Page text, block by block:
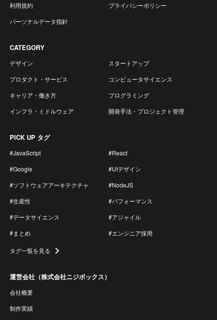
利用規約
プライバシーポリシー
パーソナルデータ指針
CATEGORY
デザイン
スタートアップ
プロダクト・サービス
コンピュータサイエンス
キャリア・働き方
プログラミング
インフラ・ミドルウェア
開発手法・プロジェクト管理
PICK UP タグ
#JavaScript
#React
#Google
#UIデザイン
#ソフトウェアアーキテクチャ
#NodeJS
#生産性
#パフォーマンス
#データサイエンス
#アジャイル
#まとめ
#エンジニア採用
タグ一覧を見る
運営会社（株式会社ニジボックス）
会社概要
制作実績